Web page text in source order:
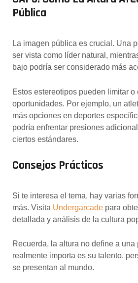
Pública
La imagen pública es crucial. Una
ser vista como líder natural,
bajo podría ser considerado más
Estos estereotipos pueden limitar o
oportunidades. Por ejemplo, un
más opciones en deportes
podría enfrentar presiones
ciertos estándares.
Consejos Prácticos
Si te interesa el tema, hay varias
más. Visita Undergarcadepara
detallada y análisis de la cultura
Recuerda, la altura no define a una
realmente importa es su talento,
se presentan al mundo.